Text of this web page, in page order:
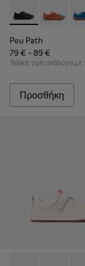
Peu Path -Peu Path
Peu Path
79 € - 89 €
Τελική τιμή ανάλογα με
Προσθήκη